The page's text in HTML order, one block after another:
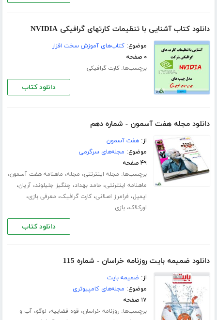
دانلود کتاب آشنایی با تنظیمات کارتهای گرافیکی NVIDIA
موضوع:کتاب‌های آموزش سخت افزار
۰ صفحه
برچسب‌ها:کارت گرافیکی
دانلود کتاب
دانلود مجله هفت آسمون - شماره دهم
از:هفت آسمون
موضوع: مجله‌های سرگرمی
۴۹ صفحه
برچسب‌ها: مجله اینترنتی، مجله، ماهنامه هفت آسمون،
ماهنامه اینترنتی،حامد بهداد، چنگیز جلیلوند،آریان،
ایمیل، فرامرز اصلانی،کارت گرافیک، معرفی بازی،
اورکلاک،بازی
دانلود کتاب
دانلود ضمیمه بایت روزنامه خراسان - شماره 115
از: ضمیمه بایت
موضوع: مجله‌های کامپیوتری
۱۷ صفحه
برچسب‌ها:روزنامه خراسان، قوه قضاییه، لوگو،آب و